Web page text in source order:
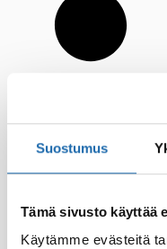
Suostumus
Tämä sivusto käyttää
Käytämme evästeitä